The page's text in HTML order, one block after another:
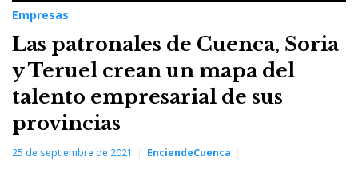
Empresas
Las patronales de Cuenca, Soria
y Teruel crean un mapa del
talento empresarial de sus
provincias
25 de septiembre de 2021 EnciendeCuenca